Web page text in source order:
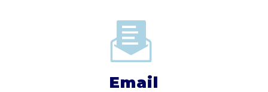
Email